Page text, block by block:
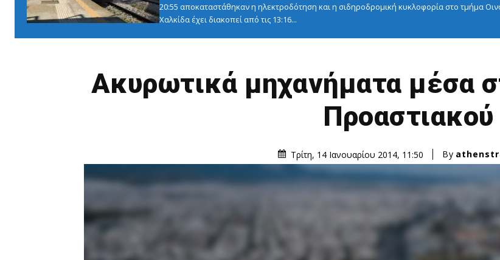
20:55 αποκαταστάθηκαν η ηλεκτροδότηση και η σιδηροδρομική κυκλοφορία στο τμήμα
Χαλκίδα έχει διακοπεί από τις 13:16...
Ακυρωτικά μηχανήματα μέσα
Προαστιακού
Τρίτη, 14 Ιανουαρίου 2014, 11:50 By